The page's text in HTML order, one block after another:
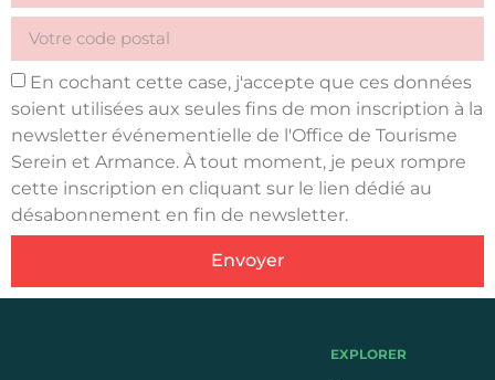
En cochant cette case, j'accepte que ces données
soient utilisées aux seules fins de mon inscription à la
newsletter événementielle de l'Office de Tourisme
Serein et Armance. À tout moment, je peux rompre
cette inscription en cliquant sur le lien dédié au
désabonnement en fin de newsletter.
Envoyer
EXPLORER